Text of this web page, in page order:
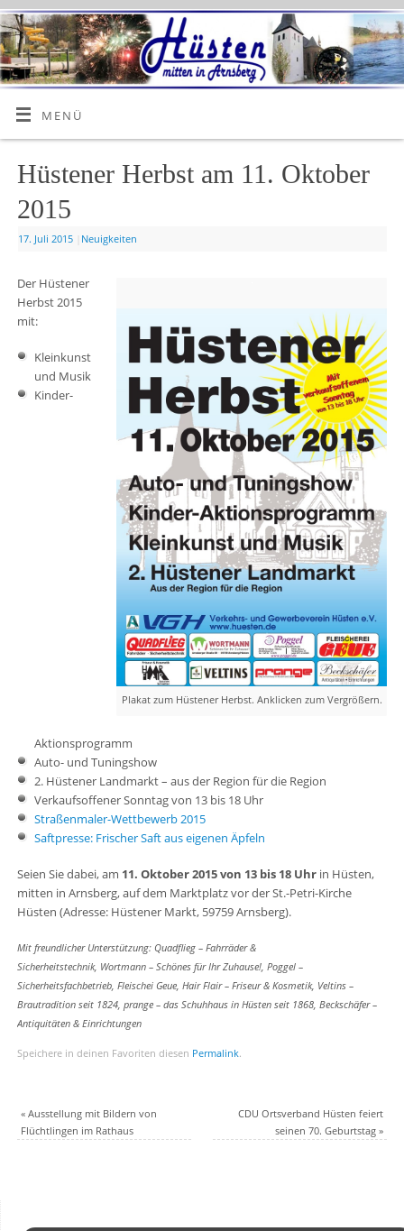
MENÜ
Hüstener Herbst am 11. Oktober
2015
17. Juli 2015 Neuigkeiten
Plakat zum Hüstener Herbst. Anklicken zum Vergrößern.
Der Hüstener
Herbst 2015
mit:
Kleinkunst
und Musik
Kinder-
Aktionsprogramm
Auto- und Tuningshow
2. Hüstener Landmarkt – aus der Region für die Region
Verkaufsoffener Sonntag von 13 bis 18 Uhr
Straßenmaler-Wettbewerb 2015
Saftpresse: Frischer Saft aus eigenen Äpfeln
Seien Sie dabei, am 11. Oktober 2015 von 13 bis 18 Uhrin Hüsten,
mitten in Arnsberg, auf dem Marktplatz vor der St.-Petri-Kirche
Hüsten (Adresse: Hüstener Markt, 59759 Arnsberg).
Mit freundlicher Unterstützung: Quadflieg – Fahrräder &
Sicherheitstechnik, Wortmann – Schönes für Ihr Zuhause!, Poggel –
Sicherheitsfachbetrieb, Fleischei Geue, Hair Flair – Friseur & Kosmetik, Veltins –
Brautradition seit 1824, prange – das Schuhhaus in Hüsten seit 1868, Beckschäfer –
Antiquitäten & Einrichtungen
Speichere in deinen Favoriten diesen Permalink.
«Ausstellung mit Bildern von
Flüchtlingen im Rathaus
CDU Ortsverband Hüsten feiert
seinen 70. Geburtstag»